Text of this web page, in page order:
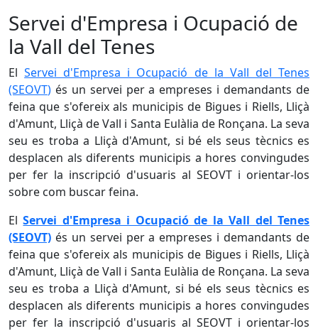
Servei d'Empresa i Ocupació de
la Vall del Tenes
ElServei d'Empresa i Ocupació de la Vall del Tenes
(SEOVT) és un servei per a empreses i demandants de
feina que s'ofereix als municipis de Bigues i Riells, Lliçà
d'Amunt, Lliçà de Vall i Santa Eulàlia de Ronçana. La seva
seu es troba a Lliçà d'Amunt, si bé els seus tècnics es
desplacen als diferents municipis a hores convingudes
per fer la inscripció d'usuaris al SEOVT i orientar-los
sobre com buscar feina.
ElServei d'Empresa i Ocupació de la Vall del Tenes
(SEOVT) és un servei per a empreses i demandants de
feina que s'ofereix als municipis de Bigues i Riells, Lliçà
d'Amunt, Lliçà de Vall i Santa Eulàlia de Ronçana. La seva
seu es troba a Lliçà d'Amunt, si bé els seus tècnics es
desplacen als diferents municipis a hores convingudes
per fer la inscripció d'usuaris al SEOVT i orientar-los